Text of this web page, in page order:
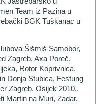
Team iz Pazina u
BGK Tuškanac u
Šišmiš Samobor,
Zagreb, Axa Poreč,
Rotor Koprivnica,
Donja Stubica, Festung
Zagreb, Osijek 2010.,
Martin na Muri, Zadar,